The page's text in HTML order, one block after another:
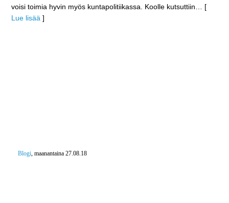
voisi toimia hyvin myös kuntapolitiikassa. Koolle kutsuttiin … [
Lue lisää ]
Blogi, maanantaina 27.08.18